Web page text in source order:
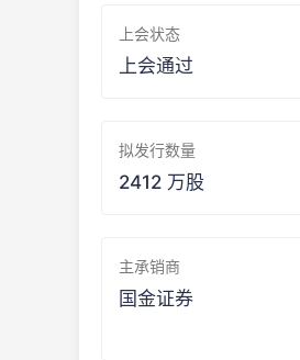
上会状态
上会通过
拟发行数量
2412 万股
主承销商
国金证券